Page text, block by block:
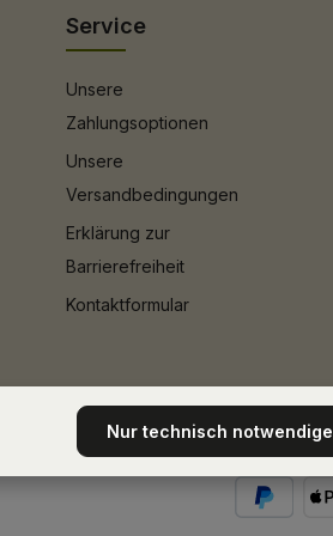
Service
Unsere
Zahlungsoptionen
Unsere
Versandbedingungen
Erklärung zur
Barrierefreiheit
Kontaktformular
Nur technisch notwendige